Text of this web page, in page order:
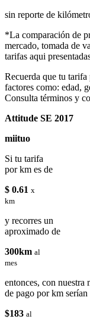
sin reporte de
*La comparación de
mercado, tomada de
tarifas aqui
Recuerda que tu
factores como: edad,
Consulta términos y
Attitude SE 2017
miituo
Si tu tarifa
por km es de
$ 0.61 x
km
y recorres un
aproximado de
300km al
mes
entonces, con nuestra
de pago por km serían
$183 al